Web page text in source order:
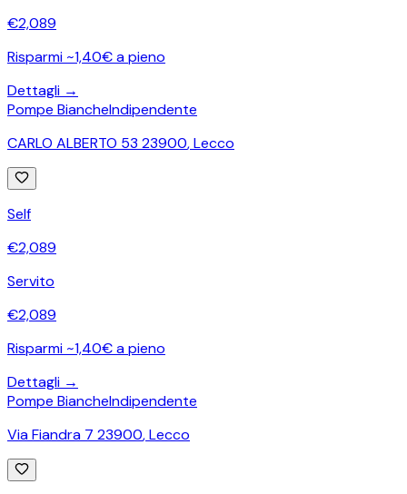
€2,089
Risparmi ~1,40€ a pieno
Dettagli →
Pompe BiancheIndipendente
CARLO ALBERTO 53 23900,Lecco
Self
€2,089
Servito
€2,089
Risparmi ~1,40€ a pieno
Dettagli →
Pompe BiancheIndipendente
Via Fiandra 7 23900,Lecco